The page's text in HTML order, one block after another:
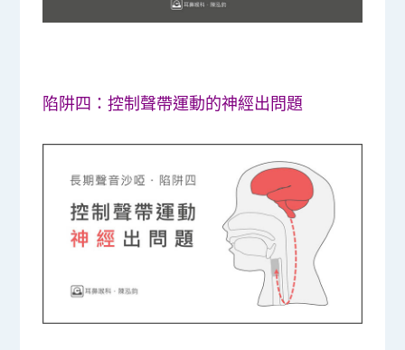
陷阱四：控制聲帶運動的神經出問題